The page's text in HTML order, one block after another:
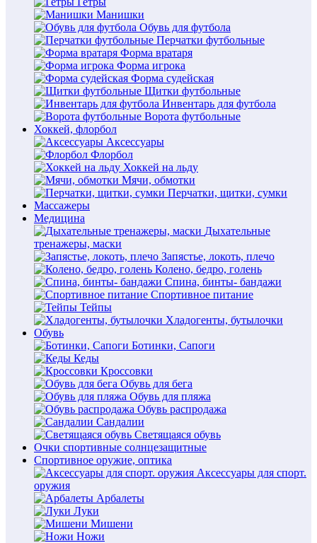
Манишки
Обувь для футбола
Перчатки футбольные
Форма вратаря
Форма игрока
Форма судейская
Щитки футбольные
Инвентарь для футбола
Ворота футбольные
Хоккей, флорбол
Аксессуары
Флорбол
Хоккей на льду
Мячи, обмотки
Перчатки, щитки, сумки
Массажеры
Медицина
Дыхательные
тренажеры, маски
Запястье, локоть, плечо
Колено, бедро, голень
Спина, бинты- бандажи
Спортивное питание
Тейпы
Хладогенты, бутылочки
Обувь
Ботинки, Сапоги
Кеды
Кроссовки
Обувь для бега
Обувь для пляжа
Обувь распродажа
Сандалии
Светящаяся обувь
Очки спортивные солнцезащитные
Спортивное оружие, оптика
Аксессуары для спорт.
оружия
Арбалеты
Луки
Мишени
Ножи